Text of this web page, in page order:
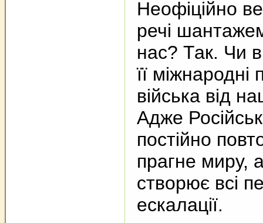
Неофіційно
речі
нас? Так. Чи
її міжнародні
війська від
Адже
постійно
прагне миру,
створює всі
ескалації.